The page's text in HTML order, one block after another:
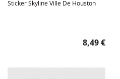
Sticker Skyline Ville De Houston
Prix
8,49 €